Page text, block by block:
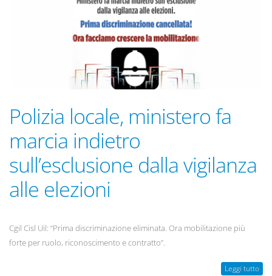
Polizia locale, ministero fa
marcia indietro
sull’esclusione dalla vigilanza
alle elezioni
Cgil Cisl Uil: “Prima discriminazione eliminata. Ora mobilitazione più
forte per ruolo, riconoscimento e contratto”.
Leggi tutto